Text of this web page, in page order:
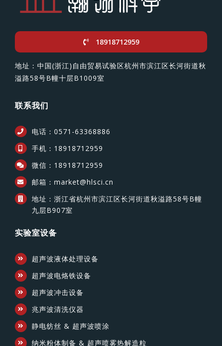
18918712959
地址：中国(浙江)自由贸易试验区杭州市滨江区长河街道秋
溢路58号B幢十层B1009室
联系我们
电话：0571-63368886
手机：18918712959
微信：18918712959
邮箱：market@hlsci.cn
地址：浙江省杭州市滨江区长河街道秋溢路58号B幢
九层B907室
实验室设备
超声波液体处理设备
超声波电烙铁设备
超声波冲击设备
兆声波清洗仪器
静电纺丝 & 超声波喷涂
纳米粉体制备 & 超声喷雾热解造粒